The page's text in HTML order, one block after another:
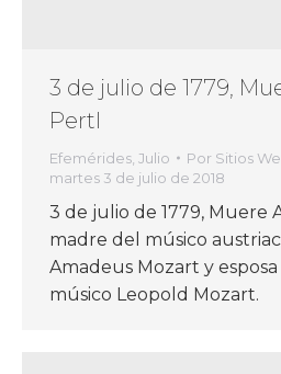
3 de julio de 1779,
Pertl
Efemérides Julio Por Sitios
martes 3 de julio de 2018
3 de julio de 1779, Muere
madre del músico
Amadeus Mozart y
músico Leopold Mozart.